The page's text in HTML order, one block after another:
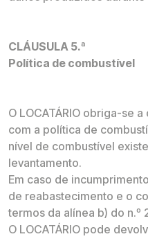
CLÁUSULA 5.ª
Política de combustível
O LOCATÁRIO obriga-se
com a política de
nível de combustível
levantamento.
Em caso de
de reabastecimento e o
termos da alínea b) do n.º
O LOCATÁRIO pode